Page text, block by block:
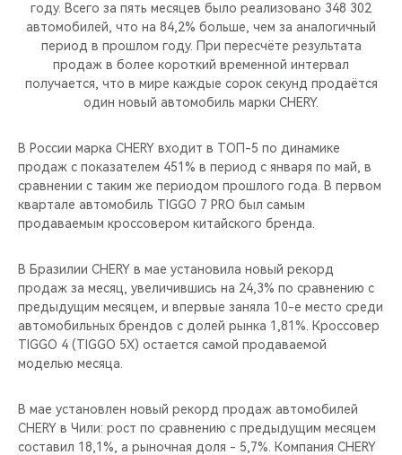
СЕДАНЫ
НОВИНКИ
ПОДДЕРЖКА
CHERY В СОЦСЕТЯХ
БЛАГОТВОРИТЕЛЬНОСТЬ
CHERY REMOTE
CHERY И СПОРТ
ВИДЕООБЗОРЫ
CHERY ДЛЯ ДЕТЕЙ
году. Всего за пять месяцев было реализовано 348 302
автомобилей, что на 84,2% больше, чем за аналогичный
период в прошлом году. При пересчёте результата
продаж в более короткий временной интервал
получается, что в мире каждые сорок секунд продаётся
один новый автомобиль марки CHERY.
В России марка CHERY входит в ТОП-5 по динамике
продаж с показателем 451% в период с января по май, в
сравнении с таким же периодом прошлого года. В первом
квартале автомобиль TIGGO 7 PRO был самым
продаваемым кроссовером китайского бренда.
В Бразилии CHERY в мае установила новый рекорд
продаж за месяц, увеличившись на 24,3% по сравнению с
предыдущим месяцем, и впервые заняла 10-е место среди
автомобильных брендов с долей рынка 1,81%. Кроссовер
TIGGO 4 (TIGGO 5X) остается самой продаваемой
моделью месяца.
В мае установлен новый рекорд продаж автомобилей
CHERY в Чили: рост по сравнению с предыдущим месяцем
составил 18,1%, а рыночная доля - 5,7%. Компания CHERY